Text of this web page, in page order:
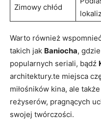
Zimowy chłód
Warto ‌również
takich ⁣jak Baniocha,
popularnych⁣ seriali,⁣ bądź
architektury.te miejsca
miłośników kina, ale
reżyserów, pragnących
swojej twórczości.